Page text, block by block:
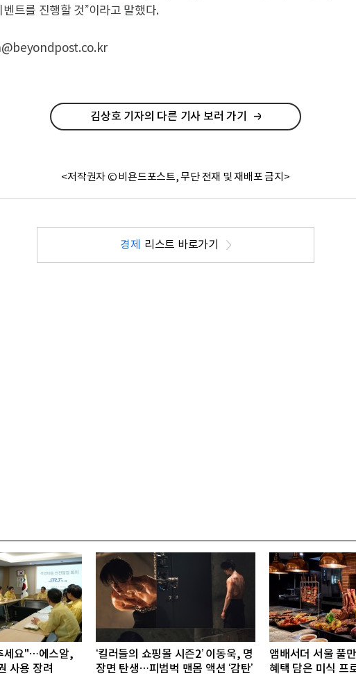
트를 진행할 것”이라고 말했다.
김상호 기자의 다른 기사 보러 가기
<저작권자 © 비욘드포스트, 무단 전재 및 재배포 금지>
경제 리스트 바로가기
세요"…에스알,
사용 장려
‘킬러들의 쇼핑몰 시즌2’ 이동욱, 명
장면 탄생…피범벅 맨몸 액션 ‘감탄’
앰배서더 서울 풀
혜택 담은 미식 프